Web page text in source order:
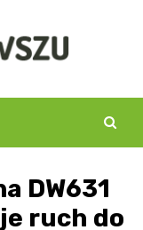
DW631
ruch do